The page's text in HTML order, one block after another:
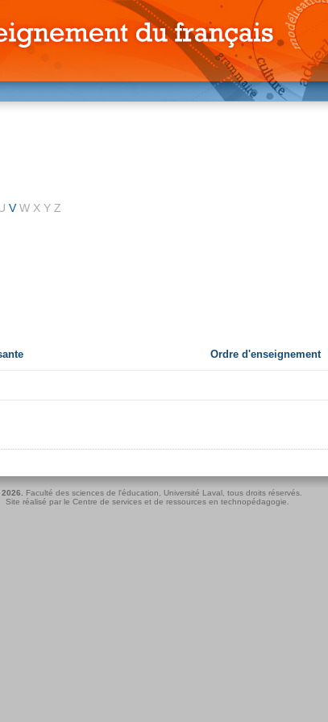
V W X Y Z
Ordre d'enseignement
Faculté des sciences de l'éducation Université Laval, tous droits réservés.
Site réalisé par le Centre de services et de ressources en technopédagogie